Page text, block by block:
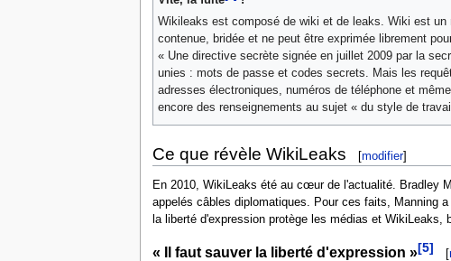
Wikileaks est composé de wiki et de leaks. Wiki est
contenue, bridée et ne peut être exprimée librement
« Une directive secrète signée en juillet 2009 par la
unies : mots de passe et codes secrets. Mais les
adresses électroniques, numéros de téléphone et
encore des renseignements au sujet « du style de
Ce que révèle WikiLeaks [modifier]
En 2010, WikiLeaks été au cœur de l'actualité. Bradley
appelés câbles diplomatiques. Pour ces faits, Manning
la liberté d'expression protège les médias et WikiLeaks,
« Il faut sauver la liberté d'expression »[5] [